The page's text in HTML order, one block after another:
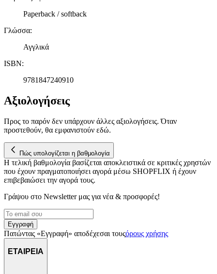
Paperback / softback
Γλώσσα:
Αγγλικά
ISBN:
9781847240910
Αξιολογήσεις
Προς το παρόν δεν υπάρχουν άλλες αξιολογήσεις. Όταν
προστεθούν, θα εμφανιστούν εδώ.
Πώς υπολογίζεται η βαθμολογία
Η τελική βαθμολογία βασίζεται αποκλειστικά σε κριτικές χρηστών
που έχουν πραγματοποιήσει αγορά μέσω SHOPFLIX ή έχουν
επιβεβαιώσει την αγορά τους.
Γράψου στο Νewsletter μας για νέα & προσφορές!
Εγγραφή
Πατώντας «Εγγραφή» αποδέχεσαι τουςόρους χρήσης
ΕΤΑΙΡΕΙΑ